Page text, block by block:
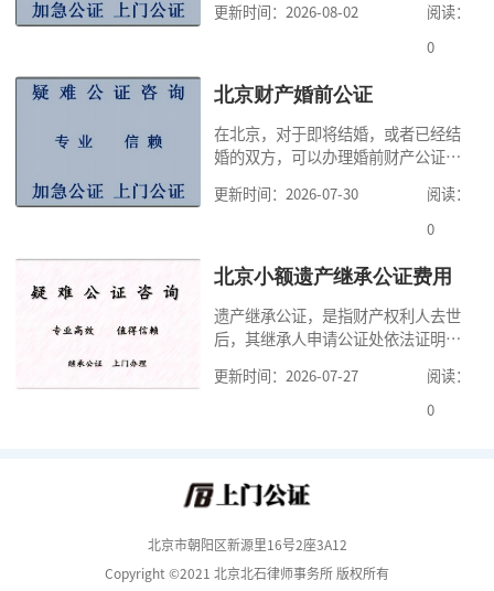
高公证事项的效力，固定证据，但是
很多人不知道在北京办理公证需要多
家，办理公证的时候除了需要按照公
道北京公证需要什么材料,北京公证需
要多少钱？北京公
更新时间：2026-08-02
阅读：
0
北京财产婚前公证
在北京，对于即将结婚，或者已经结
婚的双方，可以办理婚前财产公证，
式，可以避免个人财产引发的纠纷，
但是，在北京办理婚前财产公证，除
料外，公证咨询告诉大家，我们有必
京婚前财产公证机构？了解这些不仅
有利于我们根
更新时间：2026-07-30
阅读：
0
北京小额遗产继承公证费用
遗产继承公证，是指财产权利人去世
后，其继承人申请公证处依法证明继
的证明活动。通过公证，继承人可以
拿着享有继承权的公证书办理遗产过
费。我们在办理继承公证的时候，需
更新时间：2026-07-27
阅读：
0
北京市朝阳区新源里16号2座3A12
Copyright ©2021 北京北石律师事务所 版权所有